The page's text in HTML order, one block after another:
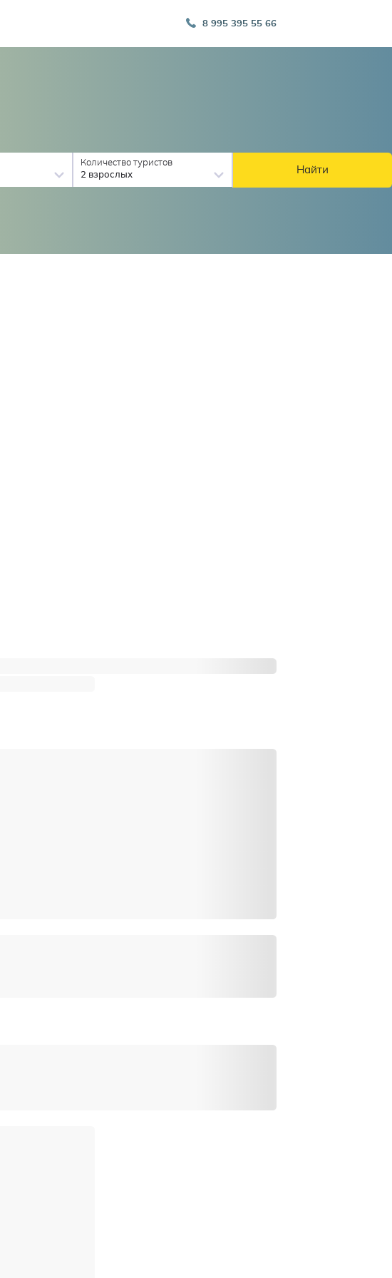
8 995 395 55 66
Количество туристов
2 взрослых
Найти